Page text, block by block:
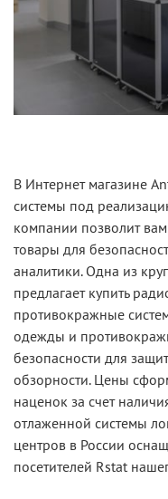
В Интернет магазине
системы под
компании позволит
товары для
аналитики. Одна из
предлагает купить
противокражные
одежды и
безопасности для
обзорности. Цены
наценок за счет
отлаженной системы
центров в России
посетителей Rstat